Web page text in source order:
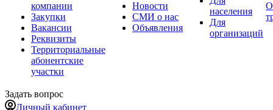
компании
Закупки
Вакансии
Реквизиты
Территориальные
абонентские
участки
Новости
СМИ о нас
Объявления
населения
Для
организаций
Задать вопрос
Личный кабинет